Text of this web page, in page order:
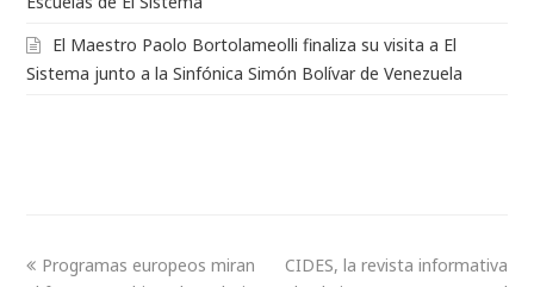
El Maestro Paolo Bortolameolli finaliza su visita a El
Sistema junto a la Sinfónica Simón Bolívar de Venezuela
Programas europeos miran
CIDES, la revista informativa